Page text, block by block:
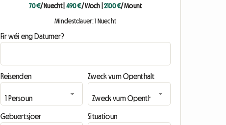
70 €/ Nuecht| 490 €/ Woch |2100 €/ Mount
Mindestdauer: 1 Nuecht
Fir wéi eng Datumer?
Reisenden Zweck vum Openthalt
Gebuertsjoer Situatioun